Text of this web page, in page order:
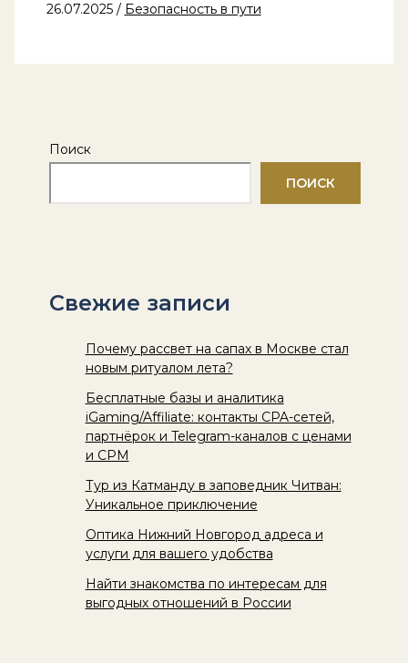
26.07.2025 / Безопасность в пути
Поиск
ПОИСК
Свежие записи
Почему рассвет на сапах в Москве стал
новым ритуалом лета?
Бесплатные базы и аналитика
iGaming/Affiliate: контакты CPA-сетей,
партнёрок и Telegram-каналов с ценами
и CPM
Тур из Катманду в заповедник Читван:
Уникальное приключение
Оптика Нижний Новгород адреса и
услуги для вашего удобства
Найти знакомства по интересам для
выгодных отношений в России